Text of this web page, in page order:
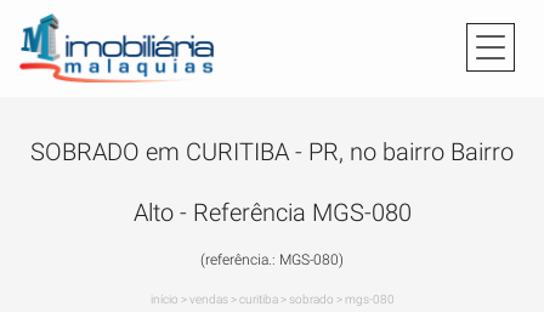
SOBRADO em CURITIBA - PR, no bairro Bairro
Alto - Referência MGS-080
(referência.: MGS-080)
início >vendas>curitiba> sobrado > mgs-080